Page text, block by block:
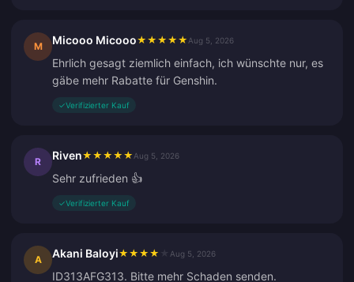
M Micooo Micooo★ ★ ★ ★ ★ Aug 5, 2026
Ehrlich gesagt ziemlich einfach, ich wünschte nur, es
gäbe mehr Rabatte für Genshin.
✓Verifizierter Kauf
R Riven★ ★ ★ ★ ★ Aug 5, 2026
Sehr zufrieden 👍
✓Verifizierter Kauf
A Akani Baloyi★ ★ ★ ★ Aug 5, 2026
ID313AFG313. Bitte mehr Schaden senden.